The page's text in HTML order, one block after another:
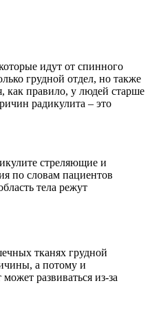
идут от спинного
грудной отдел, но также
как правило, у людей старше
радикулита – это
стреляющие и
по словам пациентов
тела режут
тканях грудной
а потому и
развиваться из-за